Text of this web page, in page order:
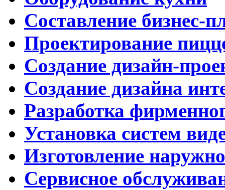
Составление бизнес-
Проектирование
Создание дизайн-
Создание дизайна
Разработка
Установка систем
Изготовление
Сервисное